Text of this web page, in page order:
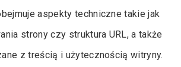
aspekty techniczne takie jak
strony czy struktura URL, a także
z treścią i użytecznością witryny.